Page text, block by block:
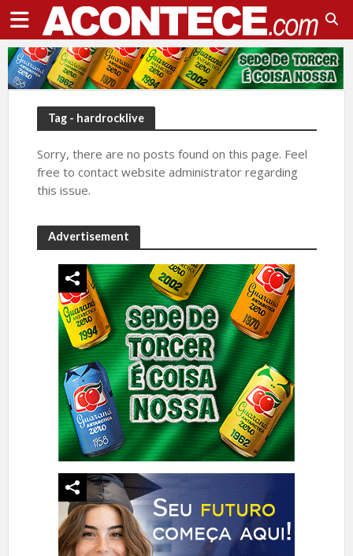
Tag - hardrocklive
Sorry, there are no posts found on this page. Feel
free to contact website administrator regarding
this issue.
Advertisement